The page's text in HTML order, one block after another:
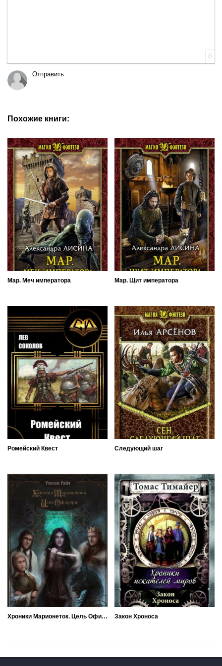
0
Отправить
Похожие книги:
Мар. Меч императора Мар. Щит императора
Ромейский Квест Следующий шаг
Хроники Марионеток. Цель Офицера Закон Хроноса